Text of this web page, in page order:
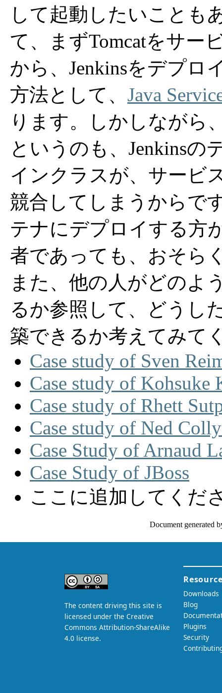
して起動したいことも
て、まずTomcatをサー
から、Jenkinsをデプロ
方法として、 Java
ります。しかしながら
というのも、Jenkinsの
インクラスが、サービ
競合してしまうからで
テナにデプロイする方
者であっても、おそら
また、他の人がどのよ
るか参照して、どうし
築できるか考えてみて
Case study of Sven
Case study of Kohsuke
Case study of Rhett
Case study of Ned
Case Study of Arnaud
Case Study of JBoss
ここに追加してくだ
Document generated